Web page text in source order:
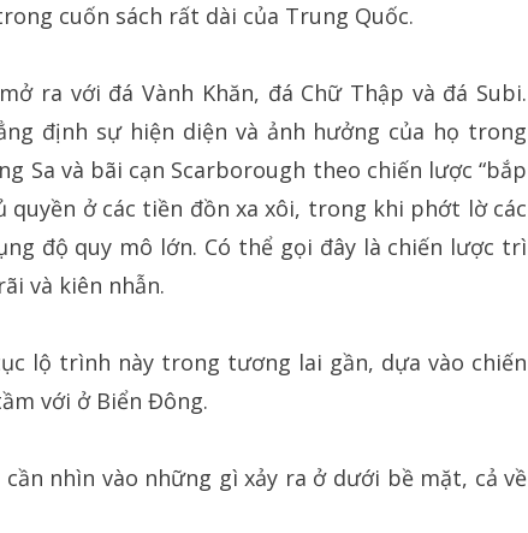
cuốn sách rất dài của Trung Quốc.
ra với đá Vành Khăn, đá Chữ Thập và đá Subi.
định sự hiện diện và ảnh hưởng của họ trong
Sa và bãi cạn Scarborough theo chiến lược “bắp
quyền ở các tiền đồn xa xôi, trong khi phớt lờ các
độ quy mô lớn. Có thể gọi đây là chiến lược trì
và kiên nhẫn.
lộ trình này trong tương lai gần, dựa vào chiến
với ở Biển Đông.
nhìn vào những gì xảy ra ở dưới bề mặt, cả về